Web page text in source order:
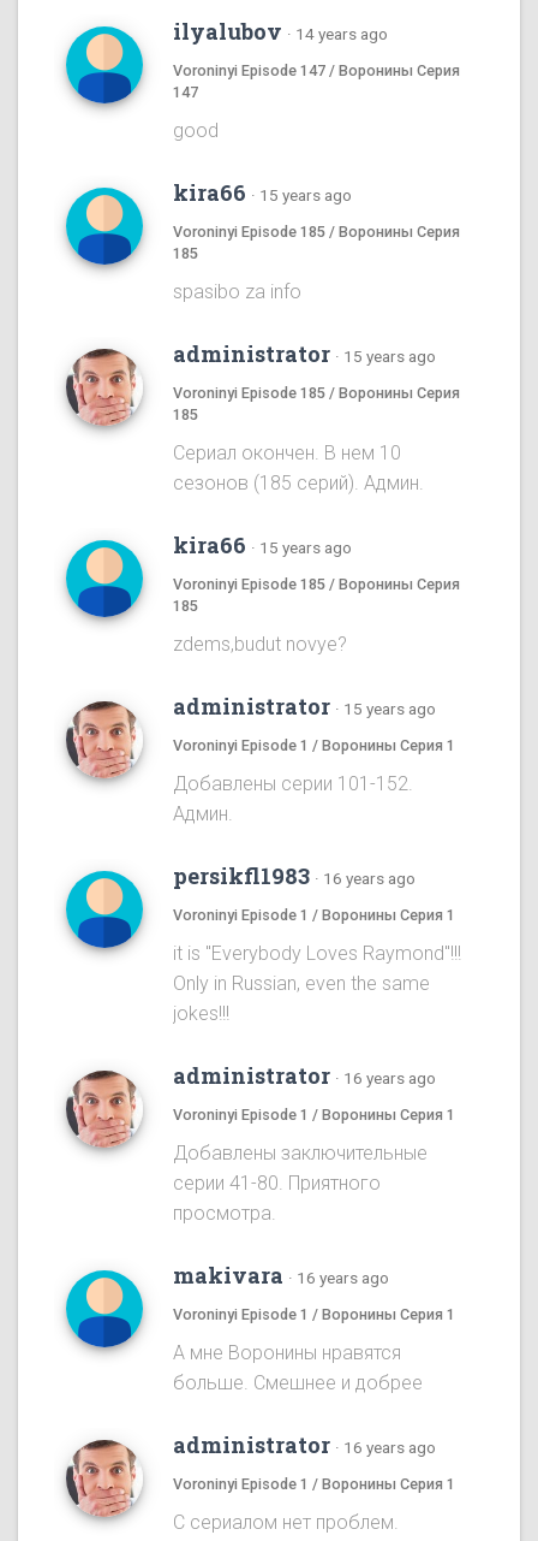
ilyalubov · 14 years ago
Voroninyi Episode 147 / Воронины Серия
147
good
kira66 · 15 years ago
Voroninyi Episode 185 / Воронины Серия
185
spasibo za info
administrator · 15 years ago
Voroninyi Episode 185 / Воронины Серия
185
Сериал окончен. В нем 10
сезонов (185 серий). Админ.
kira66 · 15 years ago
Voroninyi Episode 185 / Воронины Серия
185
zdems,budut novye?
administrator · 15 years ago
Voroninyi Episode 1 / Воронины Серия 1
Добавлены серии 101-152.
Админ.
persikfl1983 · 16 years ago
Voroninyi Episode 1 / Воронины Серия 1
it is "Everybody Loves Raymond"!!!
Only in Russian, even the same
jokes!!!
administrator · 16 years ago
Voroninyi Episode 1 / Воронины Серия 1
Добавлены заключительные
серии 41-80. Приятного
просмотра.
makivara · 16 years ago
Voroninyi Episode 1 / Воронины Серия 1
А мне Воронины нравятся
больше. Смешнее и добрее
administrator · 16 years ago
Voroninyi Episode 1 / Воронины Серия 1
С сериалом нет проблем.